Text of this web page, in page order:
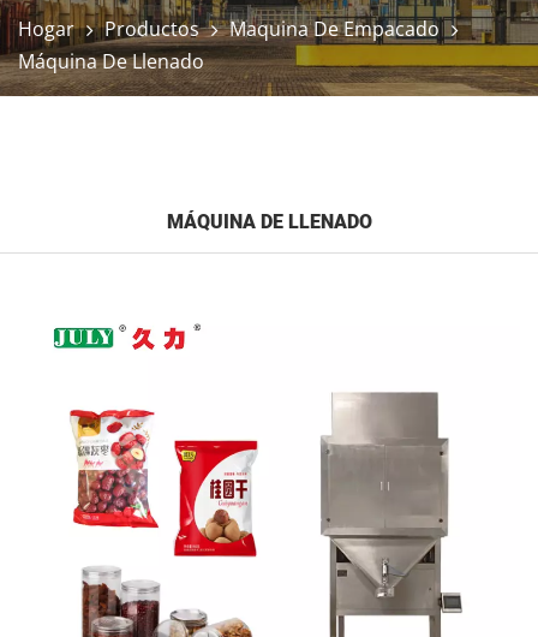
Hogar Productos
Maquina De Empacado
Máquina De Llenado
MÁQUINA DE LLENADO